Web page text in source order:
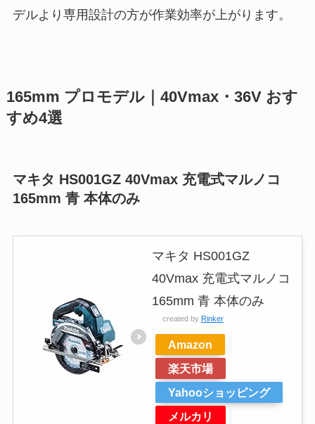
デルより専用設計の方が作業効率が上がります。
165mm プロモデル｜40Vmax・36V おす
すめ4選
マキタ HS001GZ 40Vmax 充電式マルノコ
165mm 青 本体のみ
マキタ HS001GZ
40Vmax 充電式マルノコ
165mm 青 本体のみ
created by Rinker
Amazon
楽天市場
Yahooショッピング
メルカリ